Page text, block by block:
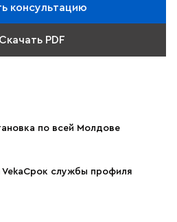
консультацию
Скачать PDF
по всей Молдове
службы профиля